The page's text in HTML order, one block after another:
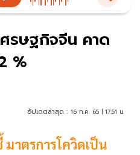
รษฐกิจจีน คาด
%
อัปเดตล่าสุด : 16 ก.ค. 65 | 17:51 น.
าตรการโควิดเป็น